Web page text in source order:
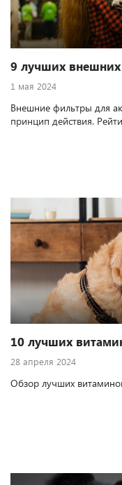
9 лучших
1 мая 2024
Внешние фильтры для
принцип действия.
10 лучших
28 апреля 2024
Обзор лучших